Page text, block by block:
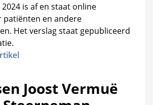
is af en staat online
patiënten en andere
Het verslag staat gepubliceerd
Joost Vermuë